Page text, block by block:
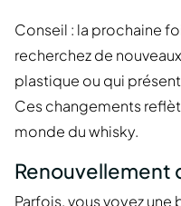
Conseil : la prochaine
recherchez de
plastique ou qui
Ces changements
monde du whisky.
Renouvellement
Parfois, vous voyez